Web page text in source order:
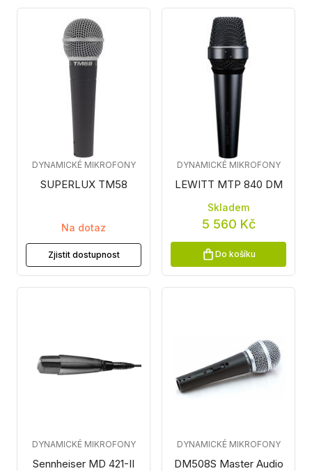
SUPERLUX TM58
DYNAMICKÉ MIKROFONY
Na dotaz
Zjistit dostupnost
LEWITT MTP 840 DM
DYNAMICKÉ MIKROFONY
Skladem
5 560 Kč
Do košíku
Sennheiser MD 421-II
DYNAMICKÉ MIKROFONY
DM508S Master Audio
DYNAMICKÉ MIKROFONY